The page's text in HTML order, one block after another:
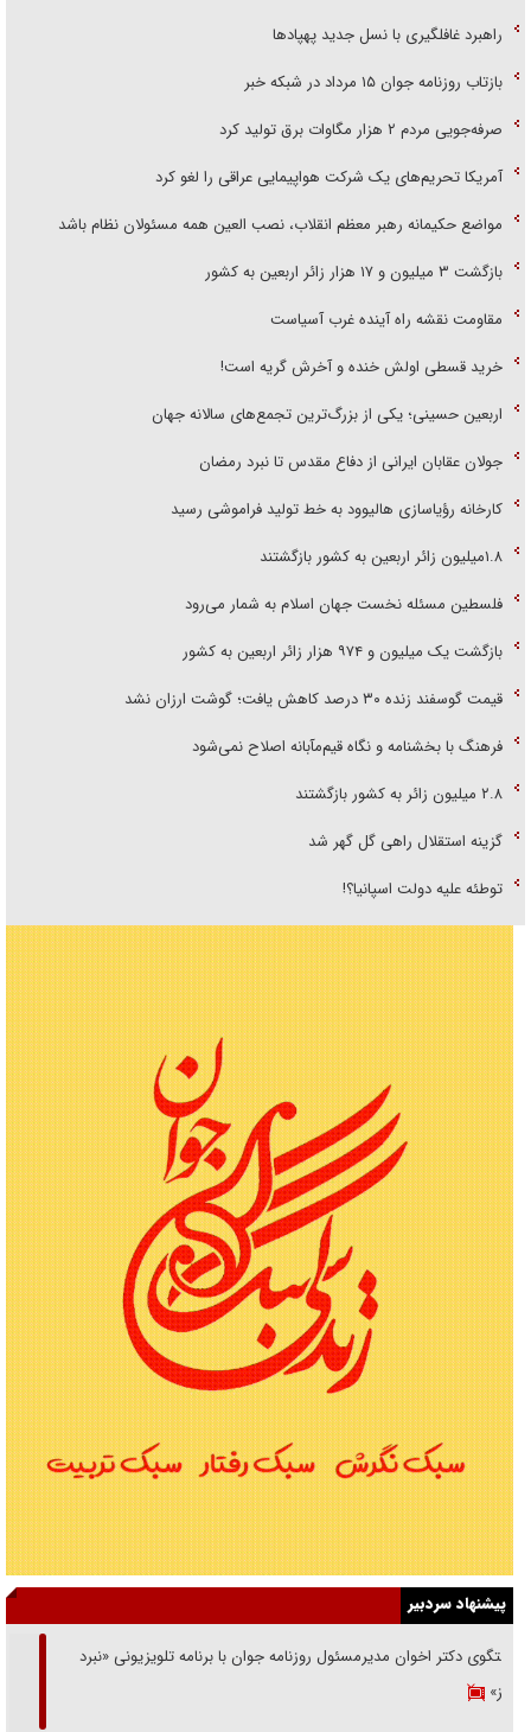
راهبرد غافلگیری با نسل جدید پهپاد‌ها
بازتاب روزنامه جوان ۱۵ مرداد در شبکه خبر
صرفه‌جویی مردم ۲ هزار مگاوات برق تولید کرد
آمریکا تحریم‌های یک شرکت هواپیمایی عراقی را لغو کرد
مواضع حکیمانه رهبر معظم انقلاب، نصب العین همه مسئولان نظام باشد
بازگشت ۳ میلیون و ۱۷ هزار زائر اربعین به کشور
مقاومت نقشه راه آینده غرب آسیاست
خرید قسطی اولش خنده و آخرش گریه است!
اربعین حسینی؛ یکی از بزرگ‌ترین تجمع‌های سالانه جهان
جولان عقابان ایرانی از دفاع مقدس تا نبرد رمضان
کارخانه رؤیاسازی هالیوود به خط تولید فراموشی رسید
۱.۸میلیون زائر اربعین به کشور بازگشتند
فلسطین مسئله نخست جهان اسلام به شمار می‌رود
بازگشت یک میلیون و ۹۷۴ هزار زائر اربعین به کشور
قیمت گوسفند زنده ۳۰ درصد کاهش یافت؛ گوشت ارزان نشد
فرهنگ با بخشنامه و نگاه قیم‌مآبانه اصلاح نمی‌شود
۲.۸ میلیون زائر به کشور بازگشتند
گزینه استقلال راهی گل گهر شد
توطئه علیه دولت اسپانیا؟!
پیشنهاد سردبیر
گفتگوی دکتر اخوان مدیرمسئول روزنامه جوان با برنامه تلویزیونی «نبرد
هرمز»